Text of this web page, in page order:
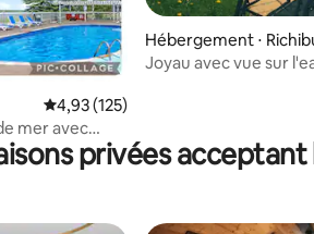
8 commentaires : 5 sur 5
Évaluation moyenne sur la base de
4,93 (125)
mer avec
Hébergement ⋅
Joyau avec vue sur
privées acceptant